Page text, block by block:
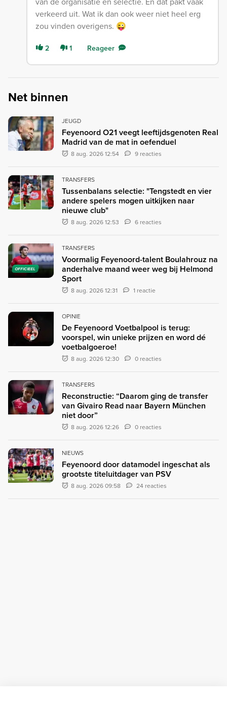
verkeerd uit. Wat ik dan ook weer niet heel erg
zou vinden overigens. 😜
2 1 Reageer
Net binnen
JEUGD
Feyenoord O21 veegt leeftijdsgenoten Real
Madrid van de mat in oefenduel
8 aug. 2026 12:54 9 reacties
TRANSFERS
Tussenbalans selectie: "Tengstedt en vier
andere spelers mogen uitkijken naar
nieuwe club"
8 aug. 2026 12:53 6 reacties
OFFICIEEL
TRANSFERS
Voormalig Feyenoord-talent Boulahrouz na
anderhalve maand weer weg bij Helmond
Sport
8 aug. 2026 12:31 1 reactie
OPINIE
De Feyenoord Voetbalpool is terug:
voorspel, win unieke prijzen en word dé
voetbalgoeroe!
8 aug. 2026 12:30 0 reacties
TRANSFERS
Reconstructie: “Daarom ging de transfer
van Givairo Read naar Bayern München
niet door”
8 aug. 2026 12:26 0 reacties
NIEUWS
Feyenoord door datamodel ingeschat als
grootste titeluitdager van PSV
8 aug. 2026 09:58 24 reacties